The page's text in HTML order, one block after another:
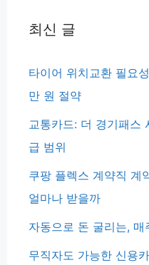
최신 글
타이어 위치교환 필요
만 원 절약
교통카드: 더 경기패스
급 범위
쿠팡 플렉스 계약직 계
얼마나 받을까
자동으로 돈 굴리는, 매
무직자도 가능한 신용